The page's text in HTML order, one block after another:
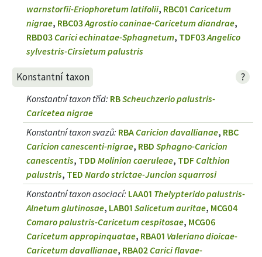
warnstorfii-Eriophoretum latifolii, RBC01 Caricetum
nigrae, RBC03Agrostio caninae-Caricetum diandrae,
RBD03 Carici echinatae-Sphagnetum, TDF03Angelico
sylvestris-Cirsietum palustris
Konstantní taxon ?
Konstantní taxon tříd: RBScheuchzerio palustris-
Caricetea nigrae
Konstantní taxon svazů: RBA Caricion davallianae, RBC
Caricion canescenti-nigrae, RBDSphagno-Caricion
canescentis, TDDMolinion caeruleae, TDF Calthion
palustris, TEDNardo strictae-Juncion squarrosi
Konstantní taxon asociací: LAA01 Thelypterido palustris-
Alnetum glutinosae, LAB01Salicetum auritae, MCG04
Comaro palustris-Caricetum cespitosae, MCG06
Caricetum appropinquatae, RBA01 Valeriano dioicae-
Caricetum davallianae, RBA02 Carici flavae-